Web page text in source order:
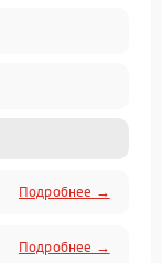
Подробнее →
Подробнее →